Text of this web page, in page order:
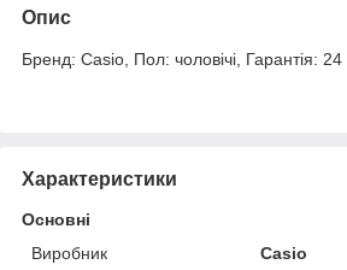
Опис
Бренд: Casio, Пол: чоловічі, Гарантія: 24
Характеристики
Основні
Виробник
Casio